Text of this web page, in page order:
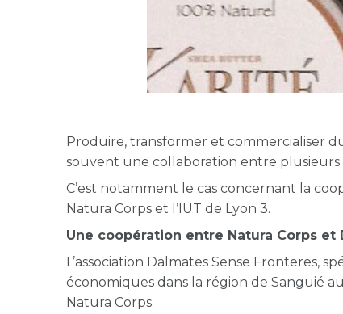
Produire, transformer et commercialiser
souvent une collaboration entre plusieurs
C’est notamment le cas concernant la
Natura Corps et l’IUT de Lyon 3.
Une coopération entre Natura Corps et
L’association Dalmates Sense Fronteres,
économiques dans la région de Sanguié
Natura Corps.